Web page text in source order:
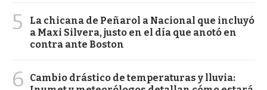
5
La chicana de Peñarol a Nacional que incluyó
a Maxi Silvera, justo en el día que anotó en
contra ante Boston
6
Cambio drástico de temperaturas y lluvia: